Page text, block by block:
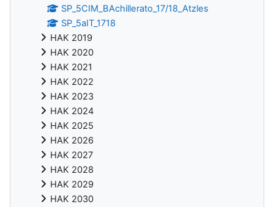
SP_5CIM_BAchillerato_17/18_Atzles
SP_5aIT_1718
HAK 2019
HAK 2020
HAK 2021
HAK 2022
HAK 2023
HAK 2024
HAK 2025
HAK 2026
HAK 2027
HAK 2028
HAK 2029
HAK 2030